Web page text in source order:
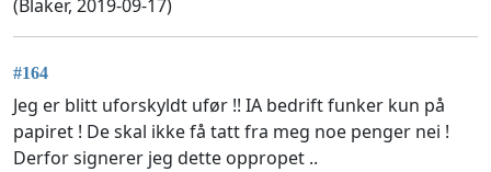
(Blaker, 2019-09-17)
#164
Jeg er blitt uforskyldt ufør !! IA bedrift funker kun på
papiret ! De skal ikke få tatt fra meg noe penger nei !
Derfor signerer jeg dette oppropet ..